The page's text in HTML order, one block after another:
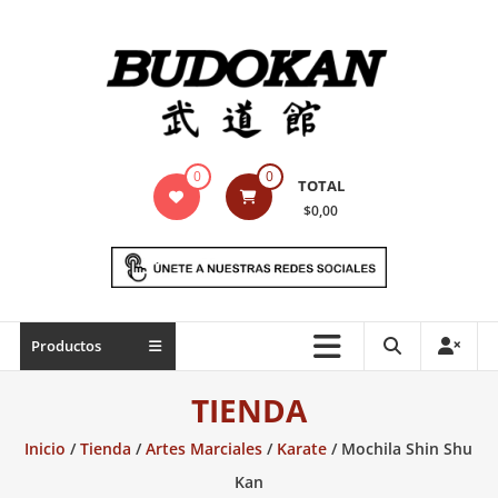
Indumentaria
marciales
Todo
necesario
de
0 0 TOTAL
$0,00
Productos
TIENDA
Inicio /Tienda /Artes Marciales / Karate / Mochila Shin Shu
Kan